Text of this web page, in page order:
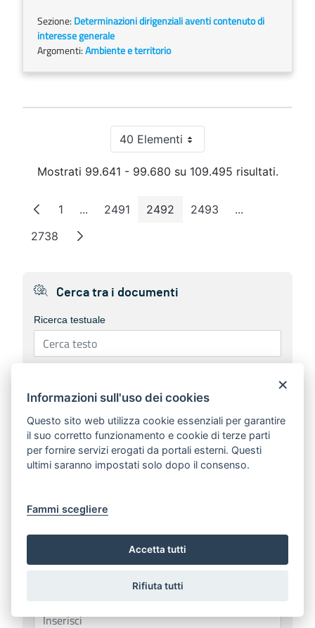
Sezione: Determinazioni dirigenziali aventi contenuto di
interesse generale
Argomenti:Ambiente e territorio
40 ElementiPer pagina
Mostrati 99.641 - 99.680 su 109.495 risultati.
Pagina
1 ...Pagine intermedie
Pagina
2491 Pagina
2492 Pagina
2493 ...Pagine
Pagina
2738
Cerca tra i documenti
Ricerca testuale
Data documento
×
Informazioni sull'uso dei cookies
Questo sito web utilizza cookie essenziali per garantire
il suo corretto funzionamento e cookie di terze parti
per fornire servizi erogati da portali esterni. Questi
ultimi saranno impostati solo dopo il consenso.
Fammi scegliere
Accetta tutti
Rifiuta tutti